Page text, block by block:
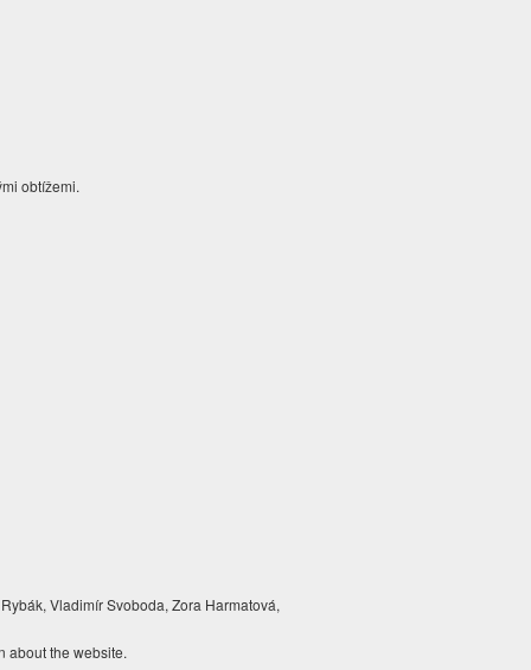
obtížemi.
Vladimír Svoboda, Zora Harmatová,
about the website.